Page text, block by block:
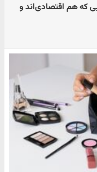
که هم اقتصادی‌اند و